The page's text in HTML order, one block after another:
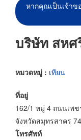
หากคุณเป็นเจ้าข
บริษัท สหศ
หมวดหมู่ : เทียน
ที่อยู่
162/1 หมู่ 4 ถนนเพ
จังหวัดสมุทรสาคร
โทรศัพท์